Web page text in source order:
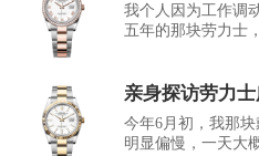
我个人因为工作调
五年的那块劳力士
亲身探访劳力
今年6月初，我那
明显偏慢，一天大